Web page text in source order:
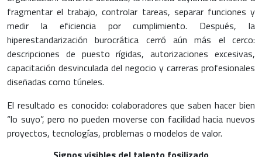
fragmentar el trabajo, controlar tareas, separar funciones y
medir la eficiencia por cumplimiento. Después, la
hiperestandarización burocrática cerró aún más el cerco:
descripciones de puesto rígidas, autorizaciones excesivas,
capacitación desvinculada del negocio y carreras profesionales
diseñadas como túneles.
El resultado es conocido: colaboradores que saben hacer bien
“lo suyo”, pero no pueden moverse con facilidad hacia nuevos
proyectos, tecnologías, problemas o modelos de valor.